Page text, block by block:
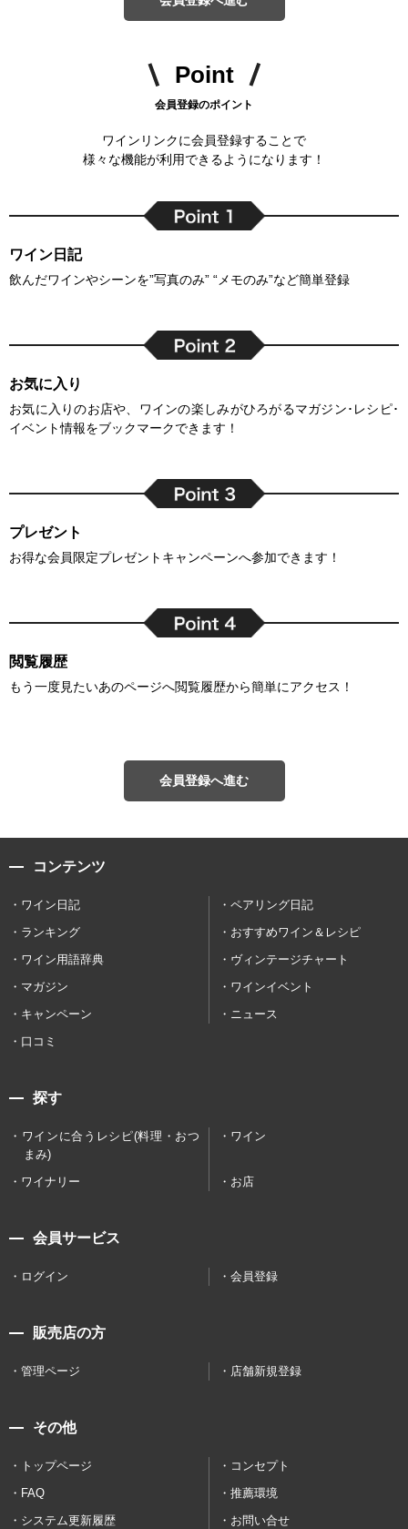
Point
会員登録のポイント
ワインリンクに会員登録することで
様々な機能が利用できるようになります！
ワイン日記
飲んだワインやシーンを”写真のみ” “メモのみ”など簡単登録
お気に入り
お気に入りのお店や、ワインの楽しみがひろがるマガジン･レシピ･
イベント情報をブックマークできます！
プレゼント
お得な会員限定プレゼントキャンペーンへ参加できます！
閲覧履歴
もう一度見たいあのページへ閲覧履歴から簡単にアクセス！
会員登録へ進む
コンテンツ
ワイン日記
ペアリング日記
ランキング
おすすめワイン＆レシピ
ワイン用語辞典
ヴィンテージチャート
マガジン
ワインイベント
キャンペーン
ニュース
口コミ
探す
ワインに合うレシピ(料理・おつ
まみ)
ワイン
ワイナリー お店
会員サービス
ログイン 会員登録
販売店の方
管理ページ 店舗新規登録
その他
トップページ
コンセプト
FAQ
推薦環境
システム更新履歴
お問い合せ